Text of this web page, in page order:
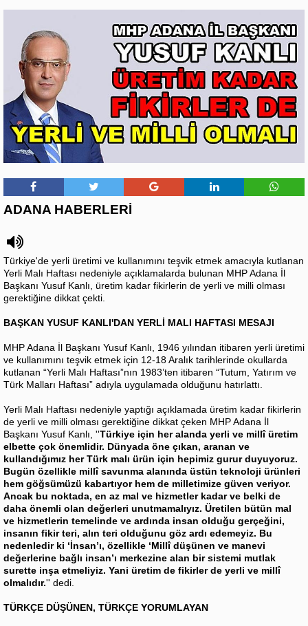
ADANA HABERLERİ
Türkiye'de yerli üretimi ve kullanımını teşvik etmek amacıyla kutlanan
Yerli Malı Haftası nedeniyle açıklamalarda bulunan MHP Adana İl
Başkanı Yusuf Kanlı, üretim kadar fikirlerin de yerli ve milli olması
gerektiğine dikkat çekti.
BAŞKAN YUSUF KANLI'DAN YERLİ MALI HAFTASI MESAJI
MHP Adana İl Başkanı Yusuf Kanlı, 1946 yılından itibaren yerli üretimi
ve kullanımını teşvik etmek için 12-18 Aralık tarihlerinde okullarda
kutlanan “Yerli Malı Haftası”nın 1983’ten itibaren “Tutum, Yatırım ve
Türk Malları Haftası” adıyla uygulamada olduğunu hatırlattı.
Yerli Malı Haftası nedeniyle yaptığı açıklamada üretim kadar fikirlerin
de yerli ve milli olması gerektiğine dikkat çeken MHP Adana İl
Başkanı Yusuf Kanlı, ''Türkiye için her alanda yerli ve millî üretim
elbette çok önemlidir. Dünyada öne çıkan, aranan ve
kullandığımız her Türk malı ürün için hepimiz gurur duyuyoruz.
Bugün özellikle millî savunma alanında üstün teknoloji ürünleri
hem göğsümüzü kabartıyor hem de milletimize güven veriyor.
Ancak bu noktada, en az mal ve hizmetler kadar ve belki de
daha önemli olan değerleri unutmamalıyız. Üretilen bütün mal
ve hizmetlerin temelinde ve ardında insan olduğu gerçeğini,
insanın fikir teri, alın teri olduğunu göz ardı edemeyiz. Bu
nedenledir ki ‘İnsan’ı, özellikle ‘Millî düşünen ve manevi
değerlerine bağlı insan’ı merkezine alan bir sistemi mutlak
surette inşa etmeliyiz. Yani üretim de fikirler de yerli ve millî
olmalıdır.'' dedi.
TÜRKÇE DÜŞÜNEN, TÜRKÇE YORUMLAYAN